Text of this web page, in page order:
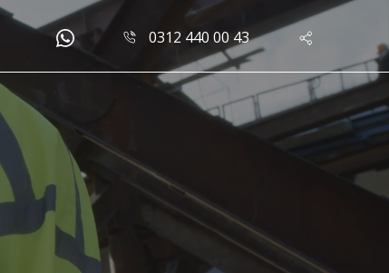
0312 440 00 43